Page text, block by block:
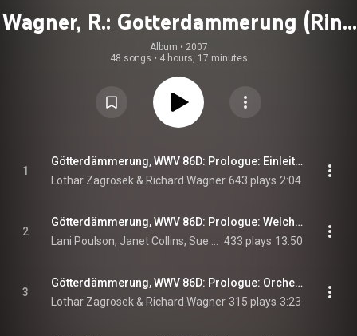
Wagner, R.: Gotterdammerung (Ring
Cycle 4)
Album • 2007
48 songs • 4 hours, 17 minutes
1
Götterdämmerung, WWV 86D: Prologue: Einleitung
Lothar Zagrosek & Richard Wagner 643 plays 2:04
2
Götterdämmerung, WWV 86D: Prologue: Welch Licht leuchtet dort? (The Norns)
433 plays 13:50
3
Götterdämmerung, WWV 86D: Prologue: Orchesterzwischenspiel, "Tagesgrauen" (Dawn)
Lothar Zagrosek & Richard Wagner 315 plays 3:23